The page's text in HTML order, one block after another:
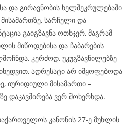
და გირავნობის ხელშეკრულებაში
სარჩელი და
გაიგზავნა ოთხჯერ, მაგრამ
მიწოდებისა და ჩაბარების
კერძოდ, უკუგზავნილებზე
ადრესატი არ იმყოფებოდა
იურიდიული მისამართი –
დაკავშირება ვერ მოხერხდა.
საქართველოს კანონის 27-ე მუხლის